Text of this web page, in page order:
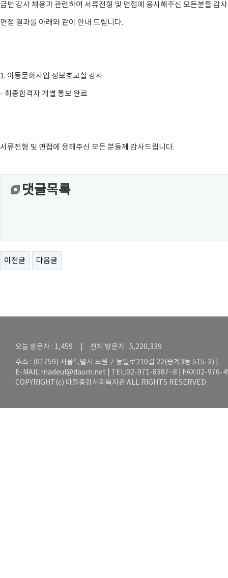
금번 강사 채용과 관련하여 서류전형 및 면접에 응시해주신 모든분들 감
면접 결과를 아래와 같이 안내 드립니다.
1. 아동문화사업 정보호교실 강사
- 최종합격자 개별 통보 완료
서류전형 및 면접에 응해주신 모든 분들께 감사드립니다.
댓글목록
이전글 다음글
오늘 방문자 : 1,459 | 전체 방문자 : 5,220,339
주소 : (01759) 서울특별시 노원구 동일로210길 22(중계3동 515-3) |
E-MAIL:madeul@daum.net | TEL:02-971-8387~8 | FAX:02-976-
COPYRIGHT(c) 마들종합사회복지관 ALL RIGHTS RESERVED.